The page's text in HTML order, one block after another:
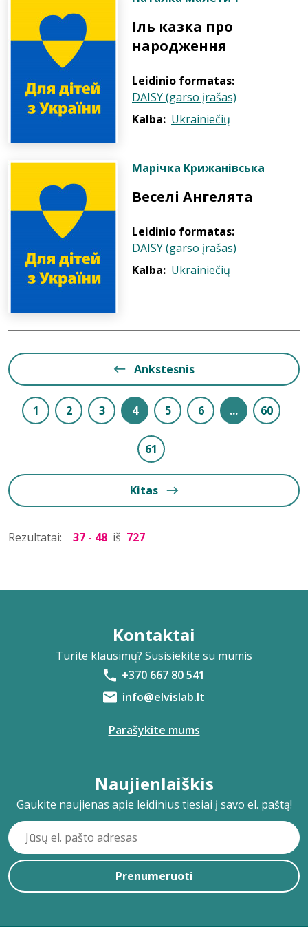
Іль казка про
народження
Leidinio formatas:
DAISY (garso įrašas)
Kalba: Ukrainiečių
Марічка Крижанівська
Веселі Ангелята
Leidinio formatas:
DAISY (garso įrašas)
Kalba: Ukrainiečių
Ankstesnis
1 2 3 4 5 6 ... 60
61
Kitas
Rezultatai: 37 - 48 iš 727
Kontaktai
Turite klausimų? Susisiekite su mumis
+370 667 80 541
info@elvislab.lt
Parašykite mums
Naujienlaiškis
Gaukite naujienas apie leidinius tiesiai į savo el. paštą!
Prenumeruoti